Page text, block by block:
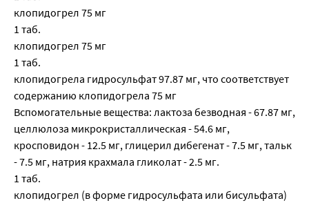
клопидогрел 75 мг
1 таб.
клопидогрел 75 мг
1 таб.
клопидогрела гидросульфат 97.87 мг, что соответствует
содержанию клопидогрела 75 мг
Вспомогательные вещества: лактоза безводная - 67.87 мг,
целлюлоза микрокристаллическая - 54.6 мг,
кросповидон - 12.5 мг, глицерил дибегенат - 7.5 мг, тальк
- 7.5 мг, натрия крахмала гликолат - 2.5 мг.
1 таб.
клопидогрел (в форме гидросульфата или бисульфата)